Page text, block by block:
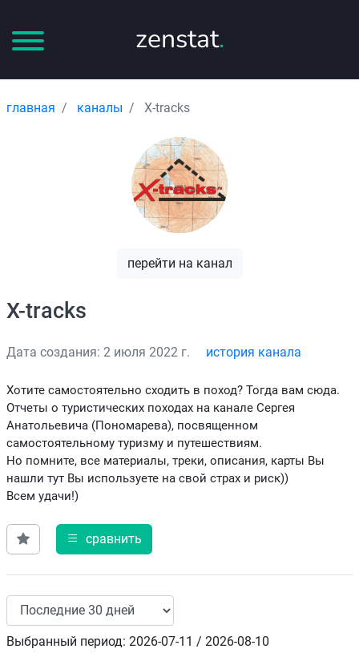
zenstat.
главная каналы X-tracks
перейти на канал
X-tracks
Дата создания: 2 июля 2022 г. история канала
Хотите самостоятельно сходить в поход? Тогда вам сюда.
Отчеты о туристических походах на канале Сергея
Анатольевича (Пономарева), посвященном
самостоятельному туризму и путешествиям.
Но помните, все материалы, треки, описания, карты Вы
нашли тут Вы используете на свой страх и риск))
Всем удачи!)
сравнить
Выбранный период: 2026-07-11 / 2026-08-10